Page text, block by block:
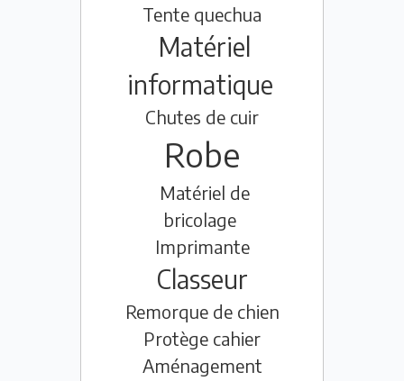
Tente quechua
Matériel
informatique
Chutes de cuir
Robe
Matériel de
bricolage
Imprimante
Classeur
Remorque de chien
Protège cahier
Aménagement